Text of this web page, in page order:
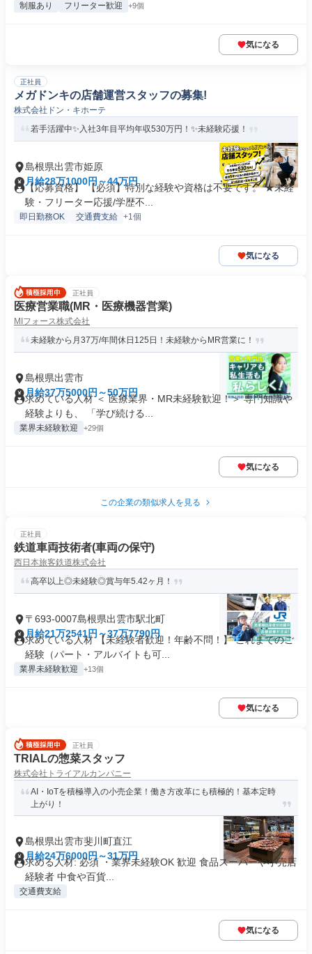
制服あり フリーター歓迎 +9個
気になる
正社員
メガドンキの店舗運営スタッフの募集!
株式会社ドン・キホーテ
若手活躍中✨入社3年目平均年収530万円！✨未経験応援！
島根県出雲市姫原
月給28万1000円～44万円
【応募資格】 【必須】特別な経験や資格は不要です。 ★未経
験・フリーター応援/学歴不...
即日勤務OK 交通費支給 +1個
気になる
正社員
医療営業職(MR・医療機器営業)
MIフォース株式会社
未経験から月37万/年間休日125日！未経験からMR営業に！
島根県出雲市
月給37万5000円～50万円
求めている人材 ＜ 医療業界・MR未経験歓迎！＞ 専門知識や
経験よりも、 「学び続ける...
業界未経験歓迎 +29個
気になる
この企業の類似求人を見る
正社員
鉄道車両技術者(車両の保守)
西日本旅客鉄道株式会社
高卒以上◎未経験◎賞与年5.42ヶ月！
〒693-0007島根県出雲市駅北町
月給21万2541円～37万7790円
求めている人材 【未経験者歓迎！年齢不問！】 これまでのご
経験（パート・アルバイトも可...
業界未経験歓迎 +13個
気になる
正社員
TRIALの惣菜スタッフ
株式会社トライアルカンパニー
AI・IoTを積極導入の小売企業！働き方改革にも積極的！基本定時
上がり！
島根県出雲市斐川町直江
月給24万6000円～31万円
求める人材: 必須 ・業界未経験OK 歓迎 食品スーパーや小売店
経験者 中食や百貨...
交通費支給
気になる